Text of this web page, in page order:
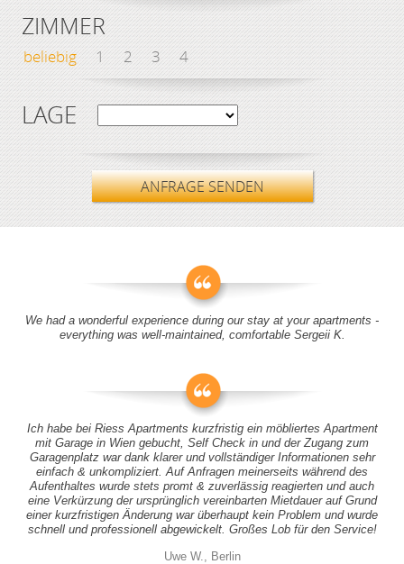
ZIMMER
beliebig 1 2 3 4
LAGE
ANFRAGE SENDEN
We had a wonderful experience during our stay at your apartments -
everything was well-maintained, comfortable Sergeii K.
Ich habe bei Riess Apartments kurzfristig ein möbliertes Apartment
mit Garage in Wien gebucht, Self Check in und der Zugang zum
Garagenplatz war dank klarer und vollständiger Informationen sehr
einfach & unkompliziert. Auf Anfragen meinerseits während des
Aufenthaltes wurde stets promt & zuverlässig reagierten und auch
eine Verkürzung der ursprünglich vereinbarten Mietdauer auf Grund
einer kurzfristigen Änderung war überhaupt kein Problem und wurde
schnell und professionell abgewickelt. Großes Lob für den Service!
Uwe W., Berlin